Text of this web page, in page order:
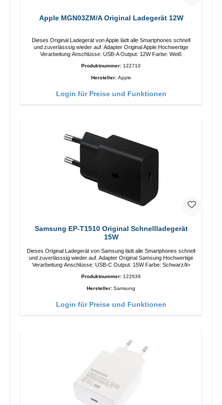
Apple MGN03ZM/A Original Ladegerät 12W
Dieses Original Ladegerät von Apple lädt alle Smartphones schnell
und zuverlässsig wieder auf. Adapter Original Apple Hochwertige
Verarbeitung Anschlüsse: USB-A Output: 12W Farbe: Weiß
Produktnummer: 122710
Hersteller: Apple
Login für Preise und Funktionen
Samsung EP-T1510 Original Schnellladegerät
15W
Dieses Original Ladegerät von Samsung lädt alle Smartphones schnell
und zuverlässsig wieder auf. Adapter Original Samsung Hochwertige
Verarbeitung Anschlüsse: USB-C Output: 15W Farbe: Schwarz/li>
Produktnummer: 122639
Hersteller: Samsung
Login für Preise und Funktionen